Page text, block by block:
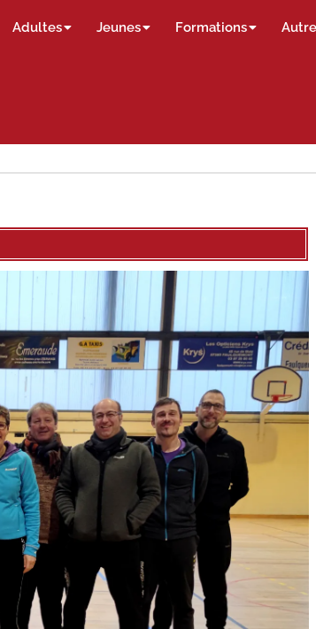
Adultes Jeunes Formations